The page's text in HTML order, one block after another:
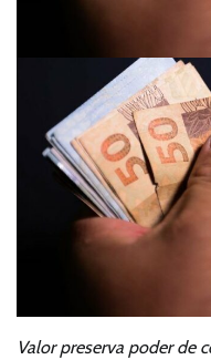
Valor preserva poder de